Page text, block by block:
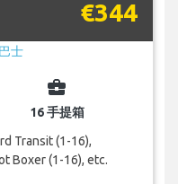
€344
business_center
16 手提箱
Transit (1-16),
Boxer (1-16), etc.